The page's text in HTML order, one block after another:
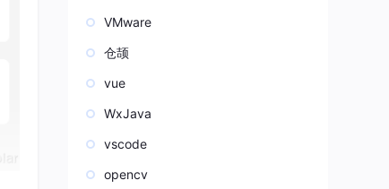
VMware
仓颉
vue
WxJava
vscode
opencv